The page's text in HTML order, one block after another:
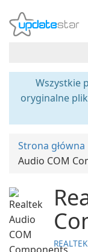
Wszystkie
oryginalne
Strona główna
Audio COM